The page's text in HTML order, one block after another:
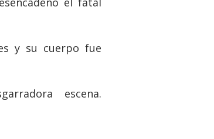
y su cuerpo fue
escena.